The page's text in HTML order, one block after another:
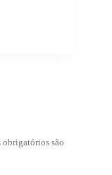
obrigatórios são